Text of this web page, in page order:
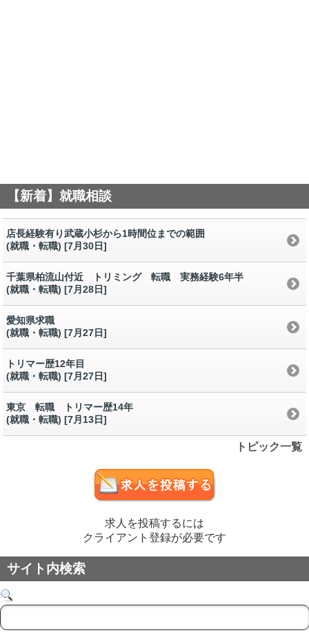
【新着】就職相談
店長経験有り武蔵小杉から1時間位までの範囲
(就職・転職) [7月30日]
千葉県柏流山付近 トリミング 転職 実務経験6年半
(就職・転職) [7月28日]
愛知県求職
(就職・転職) [7月27日]
トリマー歴12年目
(就職・転職) [7月27日]
東京 転職 トリマー歴14年
(就職・転職) [7月13日]
トピック一覧
求人を投稿するには
クライアント登録が必要です
サイト内検索